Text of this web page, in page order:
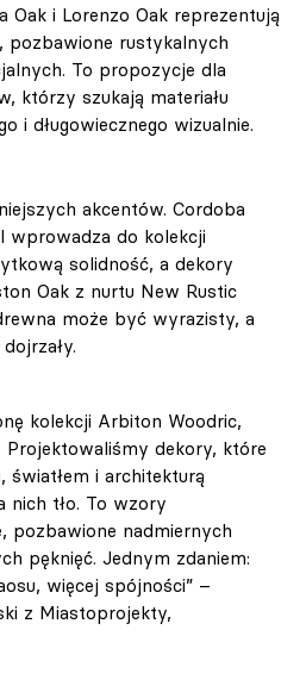
Oak i Lorenzo Oak reprezentują
pozbawione rustykalnych
To propozycje dla
którzy szukają materiału
i długowiecznego wizualnie.
akcentów. Cordoba
wprowadza do kolekcji
solidność, a dekory
Oak z nurtu New Rustic
może być wyrazisty, a
kolekcji Arbiton Woodric,
dekory, które
światłem i architekturą
nich tło. To wzory
pozbawione nadmiernych
pęknięć. Jednym zdaniem:
więcej spójności” –
z Miastoprojekty,